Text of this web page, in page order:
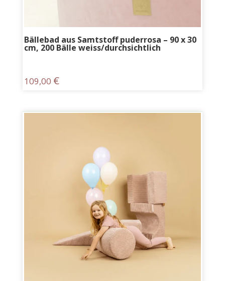
Bällebad aus Samtstoff puderrosa – 90 x 30
cm, 200 Bälle weiss/durchsichtlich
109,00 €